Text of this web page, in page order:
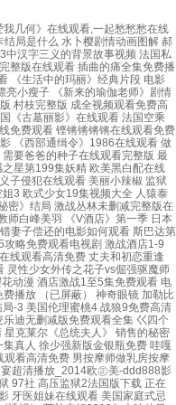
几何》在线观看,一起愁愁愁在线
影女大学生去按摩 轮奸全集在线播放 掌中之物西班牙版 公之孚手中字12 女儿的复仇的啄木鸟续集 大江大河第三部53 灭火宝贝2凯登克劳斯时间 《爱我几何》电影在线观看免费完整 法国电影《女超人》麦乐迪免费观看 凌云壮志满天星在线观看 家庭矛盾4麦乐迪在线 美女一脱到底 《美容院1:特殊待遇》在线观看 女房产销售楼3 台剧浪漫女家教免费播放 我和少妇房东电影 暴躁46集全在线观看免费高清 禁忌4睫毛膏完整版 二十一世性格爱情指南日韩 《丰胸沙龙治疗3》HD无字高清完整版 满天星《荣誉守则2》 yellow视频在线观看 麦乐迪《女超人》在线播放 玉女心经播放 《女巫》满天星播放 做aj的电视剧100部 法国空乘2016不难空乘在线观看 《法国少女》2 小辣椒3美国荷尔蒙 牙医姊妹1986电影免费观看完整版 高压监狱完整版在线观看完整免费高清原声满天星2023 隔壁邻居很美味在线观看 妻子的肉体偿还 卖车的女销售2电影 房奴试爱电影电视剧免费观看 满天星女版黑鹰坠落2免费观看 好姑娘1免费观看 《八尺夫人意大利满天星》完整版 《需要爸爸播种子》在线观看播放_HD/高清_免费无删减完整版电影 - 星辰影院 《公的浮之手中字》电影完整版 电影《双女任务》 《女超人-麦乐迪》 《姐妹牙医》免费观 偷爸爸的种子免费观看电视剧 三年大片在线观看免费国语版动电话 赤子板栗电影在线观看 二十一世性格爱情指南日韩 韩剧《下属的未婚妻》主演名单表 金牌销售的秘密3HD免费观看 激战厨房 特殊治疗日剧 金银瓶1—5hd 普通话一级 新的上任秘书 女超人满天星版麦乐迪完整版 《牧教师4》动漫全集免费观看5-6集 寂寞的人妻水电工维修 美国式保罗2 原版 电影无憾坎贝奇完整版 上司来我家做客 完整版 盛唐风流电影完整版播放时间 日本维修工人的艳遇 欧式少女19集视频大全 满天星《瓜达卢佩的邻居》 美丽小瘦子7 忌讳5-8 麦乐迪满天星 电影《牙医姐妹》正版在线看 保罗雪莉美国2 妈妈爱上儿子免费播放电视剧大全 女版《壮志凌云》免费 女战狼6免费观看高清 《需要爸爸播种美国》演员名字 法国《绣感》 《少女满天星》完整版在线 特殊房产销售2 《需要爸爸播种子》-免费在线观看高清完整版-片库网 泰国非常大度的电影原声 《游泳教练》免费观看 杰森鲁夫满天星电影合集 战狼6免费全部完整版下载 爱我几何在线观看全集免费播放 训服的小 子2 睫毛膏4美国1990 禁忌3年转一代中文字母 《美姐妹很努力》 双人调情按摩术在线观看 意大利《女子护卫队》 部长出差的日子免费在线观看 由良千岁主演的电影在线观看 特殊保险员员中8 木下檩檩子电影免费观 《大兵的寝室》美剧免费观看全集 埃及皇后2003满天星版 再见莫妮卡电影在线播放免费观看 JIZZ日本 苍老师100部经典电视剧免费观看 三年成全免费看高清影视大全 战狼6免费观看高清完整版 《棘手狂情》电影台湾版 1对2:初次体检电影 jizz365 美丽的水蜜桃5伦理观后感 战狼9欧式少女办 落魄贵族琉璃川免费动漫 《总统夫人》罗丽·星克莱尔免费看 《和部长一起去出差旅》韩剧 女律师的坠落未删减版观看 哇嘎高清完整视 《落魄贵族琉璃川》免费动漫 木下檀檩子电影免费观看高清版,完整 《卢旺达的玫瑰》完整版 被黑人强伦轩 女超人麦乐迪满天星版本电影在线观看 公之浮手中30 混战两姐妹国语版免费观看中文 《21世纪爱情指南》 插曲的30集全集免费播放 修理工艳遇日本 卢旺达的玫瑰免费版 漂亮小瘦子 3 高压监狱3完整版在线看 高压监狱观看完整免费高清原声满天星2019 特殊的游泳池在线观看 韩国保险公司推销员8 女超人麦乐迪无删减版免费观看全集 我的绝品老师免费观看电视剧 牙医姐妹 法国空乘伦理4 《屠宰呕吐娃娃》免费观看完整版 战狼6欧式少女全部视频 《年经继拇2》 伊波拉病毒2国语在线观看完整版 满天星1980在线观看 战狼6免费完整电影在线观看高清 漂亮的小瘦子4 坎贝奇电影《无憾》完整版 铿锵锵锵锵锵锵锵免费观看 丈夫不在部长来家做客 激战酒店1—5免费 三年大片全免费观看国语版 漂亮的瘦子3大结局 爱唯侦察2025合集 需要爸爸播种子电影 《法国空乘5 四个少妇按摩记A片 周弘版《村枝》正版下载 坎贝奇无憾全集码名 黑白配1080P高清完整版 暴躁老妈46集全免费播放柳暗花明又一春的上句是什么? 电影壮志凌云在线观看完整版免费 xl司令第二季无马赛第八集(旅游篇) 爱我几何完整版免费观看原声在线播放 黑白配高清中文全集免费观看 法国空姐满天星法版第三季在线播放 人猿泰山主演1995版 《二十一世纪爱情指南》免费观看俄 刘智贤主演的《水润女人》 《激战丛林》洛可希佛帝在线观看 黑白配高清国语在线观看 特邀外卖员韩国电影 鬼吹灯之天星术国语版 黑白配免费全集在线看 牙医姐妹日语版免费播 动感之星小玲38集全集免 《部长来我家》电影 《女兵俘虏营》越南版在线观看完整 酒店1一5集免费视频在线观看 《部长出差的日子》在线播放 禁忌2年转一代 法国空姐满天星法版第一季在线播放 女员工5的付出 公淫之手 《法国空乘11》播放了几集 北越《性的暴行》播放 满天星女超人在线观看 站着再来一次48集分集剧情介绍 公的孚之手中文 《部长来我家》 男生女生一愁愁愁在线观看大片 强奸电影下载 需要爸爸的种子在线 泰国小姑娘中文版 美姐妹牙医电影完整版 出差和讨厌的社长同住最可恶的部长 《美容院特殊待遇》电影 暴躁少女完整版视频在线观看 铿铿锵锵免费观看在线播放 影音先锋日韩 《家庭矛盾》麦乐迪 张云熙无码a 电影私人航空 中文字Dl幕岳在线观看 郝板粟电影免费播放 青梅竹马是消防员第二季完整版